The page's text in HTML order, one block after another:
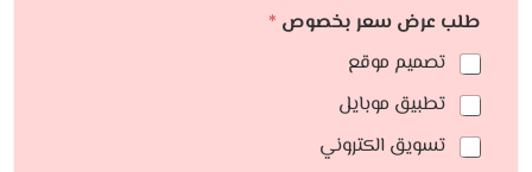
طلب عرض سعر بخصوص *
تصميم موقع
تطبيق موبايل
تسويق الكتروني